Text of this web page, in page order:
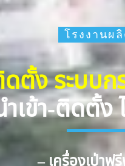
โรงงานผ
ตั้ง ระบบ
เข้า-ติดตั้
– เครื่องเป่าฟ